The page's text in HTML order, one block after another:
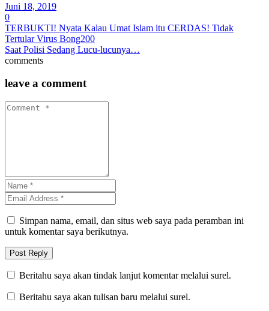
Juni 18, 2019
0
TERBUKTI! Nyata Kalau Umat Islam itu CERDAS! Tidak
Tertular Virus Bong200
Saat Polisi Sedang Lucu-lucunya…
comments
leave a comment
Simpan nama, email, dan situs web saya pada peramban ini
untuk komentar saya berikutnya.
Beritahu saya akan tindak lanjut komentar melalui surel.
Beritahu saya akan tulisan baru melalui surel.